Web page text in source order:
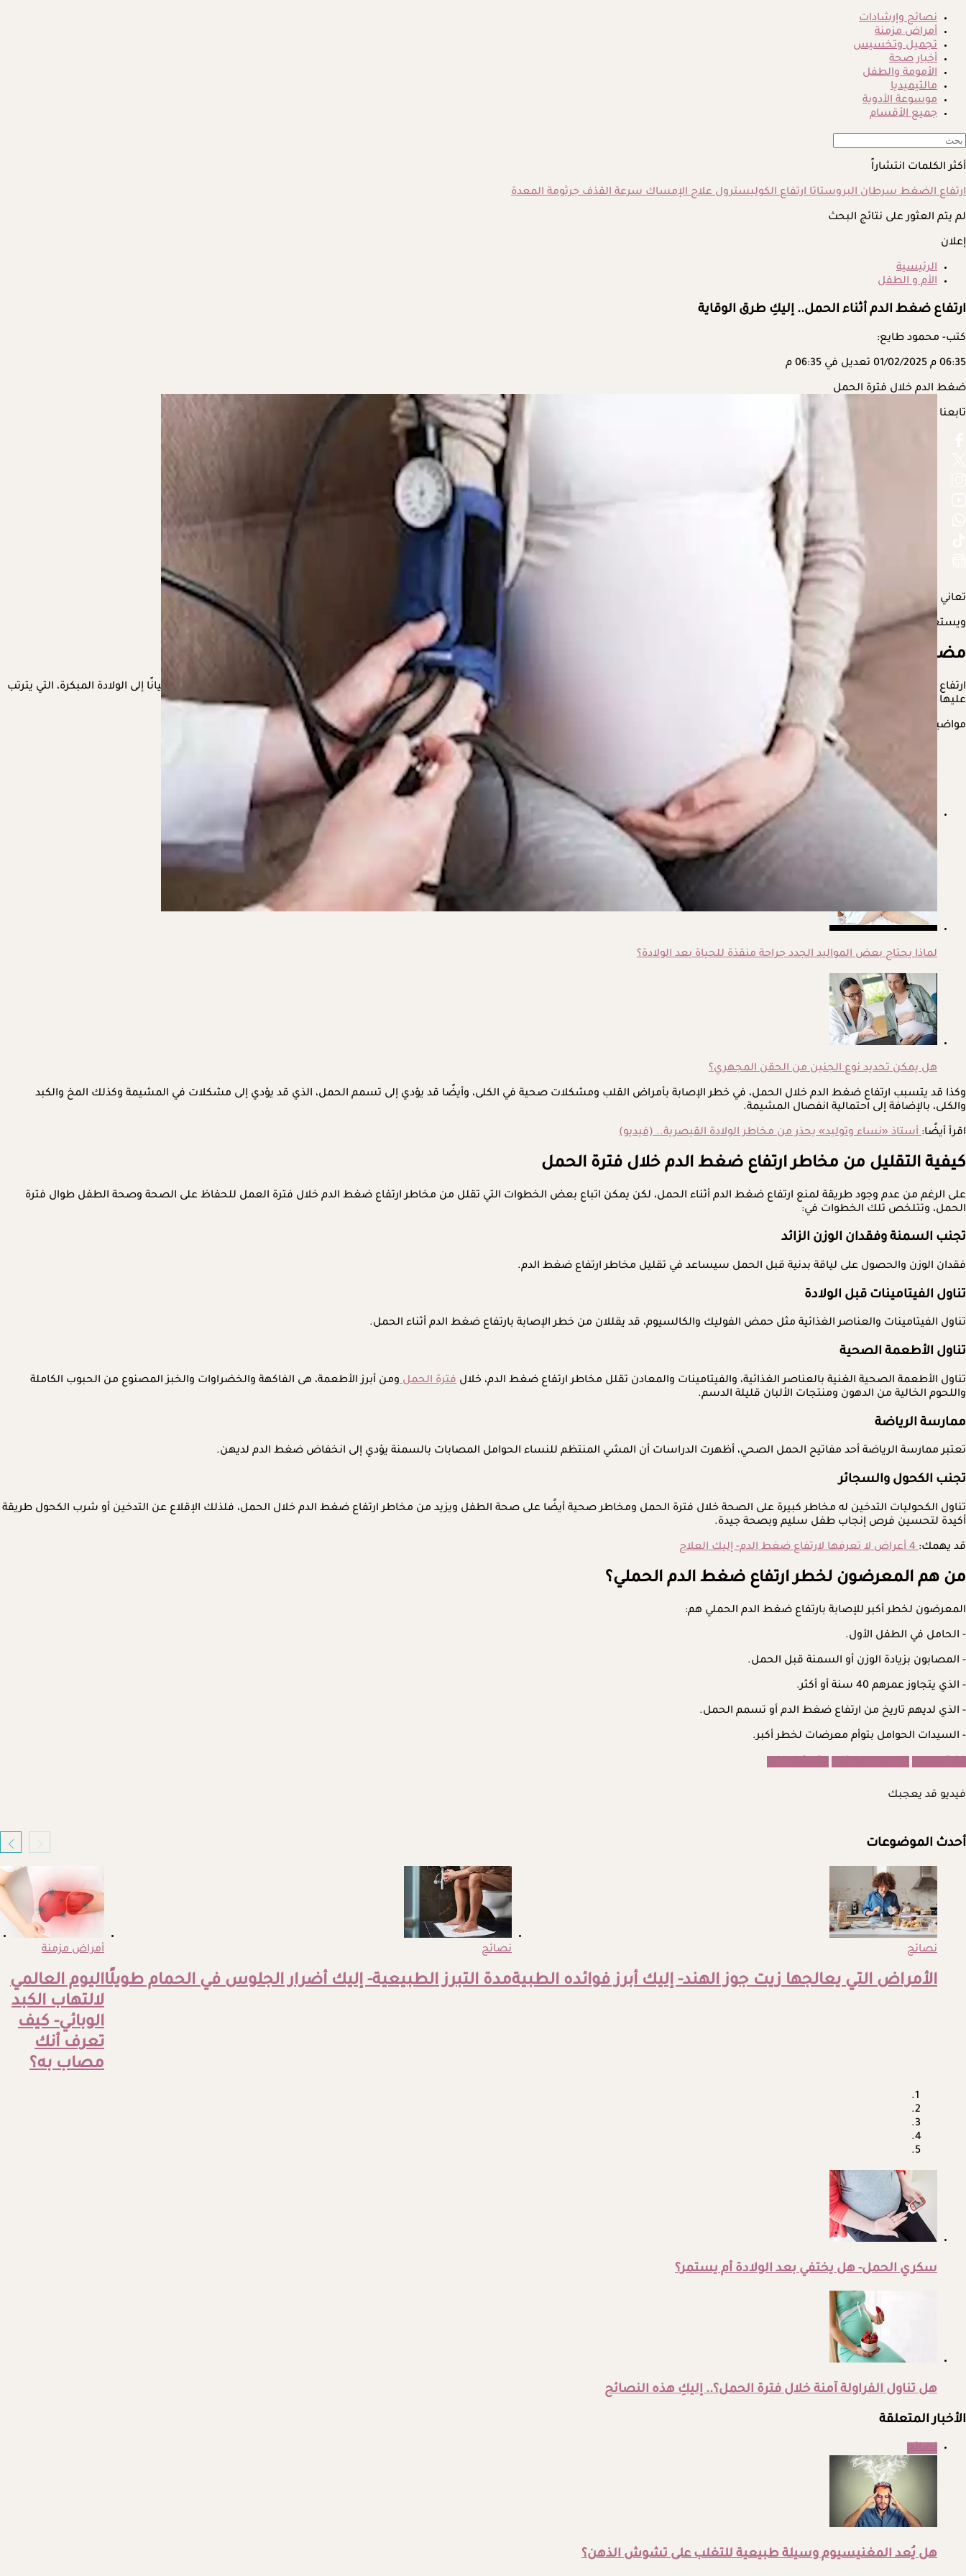
نصائح وإرشادات
أمراض مزمنة
تجميل وتخسيس
أخبار صحة
الأمومة والطفل
مالتيميديا
موسوعة الأدوية
جميع الأقسام
أكثر الكلمات انتشاراً
ارتفاع الضغطسرطان البروستاتاارتفاع الكوليسترولعلاج الإمساكسرعة القذفجرثومة المعدة
لم يتم العثور على نتائج البحث
إعلان
الرئيسية
الأم و الطفل
ارتفاع ضغط الدم أثناء الحمل.. إليكِ طرق الوقاية
كتب- محمود طايع:
06:35 م 01/02/2025 تعديل في 06:35 م
ضغط الدم خلال فترة الحمل
تابعنا على
تعاني بعض الحوامل، من حالات ارتفاع ضغط الدم، خصوصًا في المراحل الأولى من الحمل، ما يثير خوفهن حول صحتهن وصحة الجنين
ويستعرض "الكونسلتو" في السطور التالية، كيفية تجنب مضاعفات ارتفاع ضغط الدم المرتبط بالحمل، بحسب "WebMD".
مضاعفات ارتفاع ضغط الدم خلال الحمل
ارتفاع ضغط الدم خلال الحمل، له مضاعفات من أهمها، تقليل تدفق الدم إلى المشيمة، وهذا يعني تلقى الطفل كمية قليلة من الأكسجين والعناصر الغذائية، وقد يؤدي ذلك أحيانًا إلى الولادة المبكرة، التي يترتب
عليها بعض المشاكل الصحية للطفل بعد الولادة.
مواضيع ذات صلة
هل يُعد المغنيسيوم وسيلة طبيعية للتغلب على تشوش الذهن؟
لماذا يحتاج بعض المواليد الجدد جراحة منقذة للحياة بعد الولادة؟
هل يمكن تحديد نوع الجنين من الحقن المجهري؟
وكذا قد يتسبب ارتفاع ضغط الدم خلال الحمل، في خطر الإصابة بأمراض القلب ومشكلات صحية في الكلى، وأيضًا قد يؤدي إلى تسمم الحمل، الذي قد يؤدي إلى مشكلات في المشيمة وكذلك المخ والكبد
والكلى، بالإضافة إلى احتمالية انفصال المشيمة.
اقرأ أيضًا:أستاذ «نساء وتوليد» يحذر من مخاطر الولادة القيصرية.. (فيديو)
كيفية التقليل من مخاطر ارتفاع ضغط الدم خلال فترة الحمل
على الرغم من عدم وجود طريقة لمنع ارتفاع ضغط الدم أثناء الحمل، لكن يمكن اتباع بعض الخطوات التي تقلل من مخاطر ارتفاع ضغط الدم خلال فترة العمل للحفاظ على الصحة وصحة الطفل طوال فترة
الحمل، وتتلخص تلك الخطوات في:
تجنب السمنة وفقدان الوزن الزائد
فقدان الوزن والحصول على لياقة بدنية قبل الحمل سيساعد في تقليل مخاطر ارتفاع ضغط الدم.
تناول الفيتامينات قبل الولادة
تناول الفيتامينات والعناصر الغذائية مثل حمض الفوليك والكالسيوم، قد يقللان من خطر الإصابة بارتفاع ضغط الدم أثناء الحمل.
تناول الأطعمة الصحية
تناول الأطعمة الصحية الغنية بالعناصر الغذائية، والفيتامينات والمعادن تقلل مخاطر ارتفاع ضغط الدم، خلال فترة الحملومن أبرز الأطعمة، هى الفاكهة والخضراوات والخبز المصنوع من الحبوب الكاملة
واللحوم الخالية من الدهون ومنتجات الألبان قليلة الدسم.
ممارسة الرياضة
تعتبر ممارسة الرياضة أحد مفاتيح الحمل الصحي، أظهرت الدراسات أن المشي المنتظم للنساء الحوامل المصابات بالسمنة يؤدي إلى انخفاض ضغط الدم لديهن.
تجنب الكحول والسجائر
تناول الكحوليات التدخين له مخاطر كبيرة على الصحة خلال فترة الحمل ومخاطر صحية أيضًا على صحة الطفل ويزيد من مخاطر ارتفاع ضغط الدم خلال الحمل، فلذلك الإقلاع عن التدخين أو شرب الكحول طريقة
أكيدة لتحسين فرص إنجاب طفل سليم وبصحة جيدة.
قد يهمك:4 أعراض لا تعرفها لارتفاع ضغط الدم- إليك العلاج
من هم المعرضون لخطر ارتفاع ضغط الدم الحملي؟
المعرضون لخطر أكبر للإصابة بارتفاع ضغط الدم الحملي هم:
- الحامل في الطفل الأول.
- المصابون بزيادة الوزن أو السمنة قبل الحمل.
- الذي يتجاوز عمرهم 40 سنة أو أكثر.
- الذي لديهم تاريخ من ارتفاع ضغط الدم أو تسمم الحمل.
- السيدات الحوامل بتوأم معرضات لخطر أكبر.
فيديو قد يعجبك
أحدث الموضوعات
نصائح
الأمراض التي يعالجها زيت جوز الهند- إليك أبرز فوائده الطبية
نصائح
مدة التبرز الطبيعية- إليك أضرار الجلوس في الحمام طويلًا
أمراض مزمنة
اليوم العالمي
لالتهاب الكبد
الوبائي- كيف
تعرف أنك
مصاب به؟
سكري الحمل- هل يختفي بعد الولادة أم يستمر؟
هل تناول الفراولة آمنة خلال فترة الحمل؟.. إليكِ هذه النصائح
الأخبار المتعلقة
هل يُعد المغنيسيوم وسيلة طبيعية للتغلب على تشوش الذهن؟